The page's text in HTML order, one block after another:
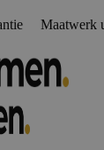
Maatwerk